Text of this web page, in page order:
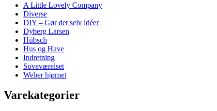
A Little Lovely Company
Diverse
DIY – Gør det selv idéer
Dyberg Larsen
Hübsch
Hus og Have
Indretning
Soveværelset
Weber hjørnet
Varekategorier